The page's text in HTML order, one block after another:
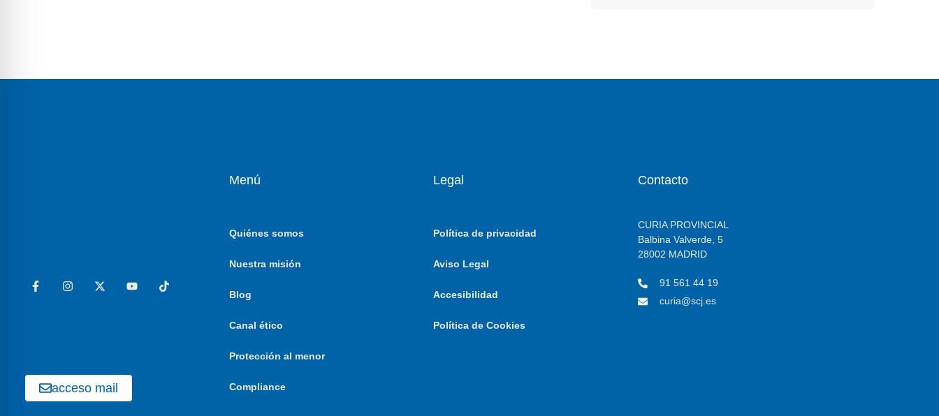
acceso mail
Menú
Quiénes somos
Nuestra misión
Blog
Canal ético
Protección al menor
Compliance
Legal
Política de privacidad
Aviso Legal
Accesibilidad
Política de Cookies
Contacto
CURIA PROVINCIAL
Balbina Valverde, 5
28002 MADRID
91 561 44 19
curia@scj.es